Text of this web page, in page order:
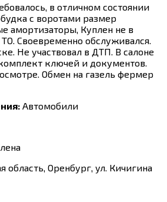
в отличном состоянии
с воротами размер
амортизаторы, Куплен не в
Своевременно обслуживался.
Не участвовал в ДТП. В салоне
ключей и документов.
Обмен на газель фермер
Автомобили
область, Оренбург, ул. Кичигина